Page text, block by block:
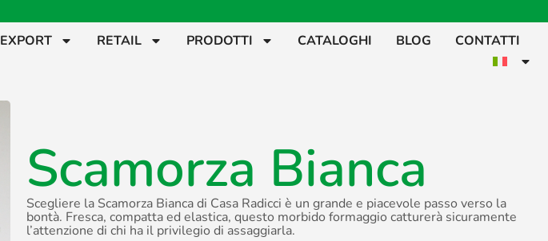
EXPORT RETAIL PRODOTTI CATALOGHI BLOG CONTATTI
Scamorza Bianca
Scegliere la Scamorza Bianca di Casa Radicci è un grande e piacevole passo verso la
bontà. Fresca, compatta ed elastica, questo morbido formaggio catturerà sicuramente
l’attenzione di chi ha il privilegio di assaggiarla.